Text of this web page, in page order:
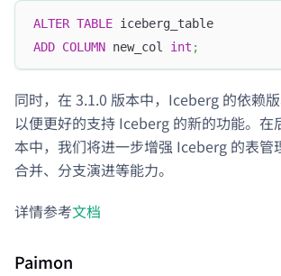
ALTER TABLE iceberg_table
ADD COLUMN new_col int ;
同时，在 3.1.0 版本中，Iceberg 的依赖版
以便更好的支持 Iceberg 的新的功能。在
本中，我们将进一步增强 Iceberg 的表管
合并、分支演进等能力。
详情参考文档
Paimon